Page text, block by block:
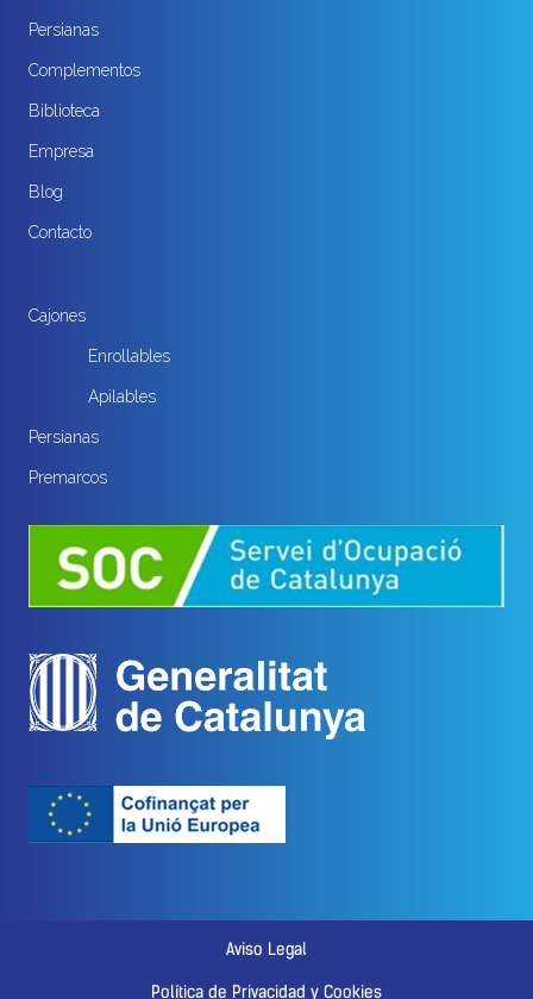
Persianas
Complementos
Biblioteca
Empresa
Blog
Contacto
Cajones
Enrollables
Apilables
Persianas
Premarcos
Aviso Legal
Política de Privacidad y Cookies